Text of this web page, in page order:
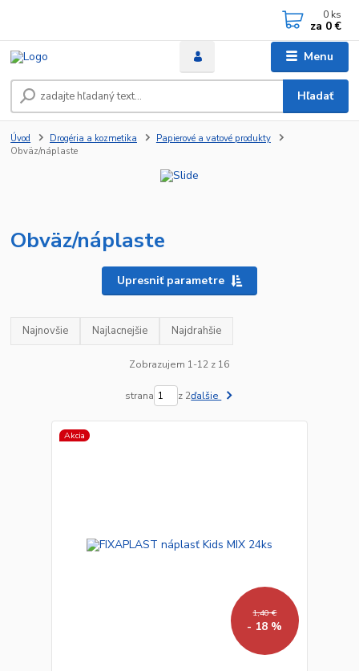
Menu
Hľadať
0 ks
za 0 €
Úvod Drogéria a kozmetika
Papierové a vatové produkty
Obväz/náplaste
Obväz/náplaste
Upresniť parametre
Najnovšie Najlacnejšie Najdrahšie
Zobrazujem 1-12 z 16
strana z 2ďalšie
Akcia
1,40 €
- 18 %